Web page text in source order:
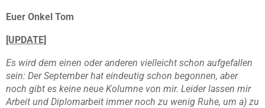
Euer Onkel Tom
[UPDATE]
Es wird dem einen oder anderen vielleicht schon aufgefallen
sein: Der September hat eindeutig schon begonnen, aber
noch gibt es keine neue Kolumne von mir. Leider lassen mir
Arbeit und Diplomarbeit immer noch zu wenig Ruhe, um a) zu